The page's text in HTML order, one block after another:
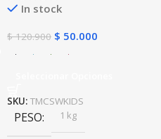
In stock
$120.900 $ 50.000
SKU: TMCSWKIDS
PESO 1 kg